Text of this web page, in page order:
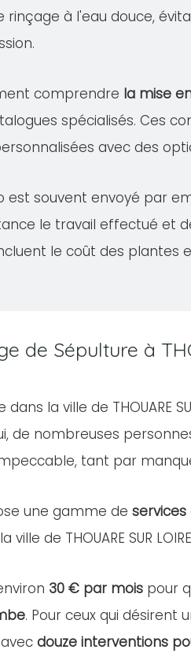
rinçage à l'eau douce,
comprendre la mise
spécialisés. Ces
avec des
souvent envoyé par
le travail effectué et
le coût des
de Sépulture à
la ville de THOUARE
de nombreuses
tant par
une gamme de
de THOUARE SUR
30 € par mois pour
. Pour ceux qui désirent
douze interventions